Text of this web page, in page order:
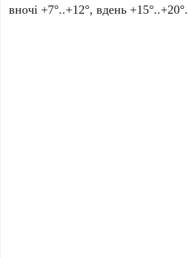
вночі +7°..+12°, вдень +15°..+20°.